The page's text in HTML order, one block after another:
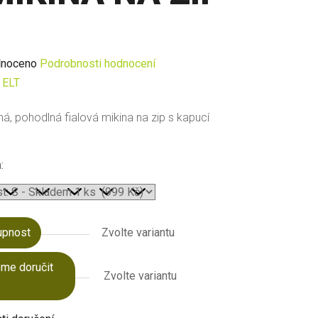
Podrobnosti hodnocení
ELT
pohodlná fialová mikina na zip s kapucí
Zvolte variantu
doručit
Zvolte variantu